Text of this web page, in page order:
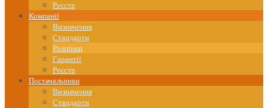
Реєстр
Компанії
Визначення
Стандарти
Розцінки
Гарантії
Реєстр
Постачальники
Визначення
Стандарти